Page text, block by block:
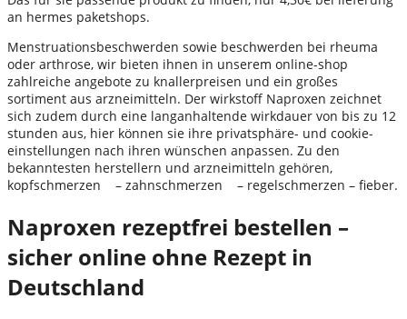
an hermes paketshops.
Menstruationsbeschwerden sowie beschwerden bei rheuma
oder arthrose, wir bieten ihnen in unserem online-shop
zahlreiche angebote zu knallerpreisen und ein großes
sortiment aus arzneimitteln. Der wirkstoff Naproxen zeichnet
sich zudem durch eine langanhaltende wirkdauer von bis zu 12
stunden aus, hier können sie ihre privatsphäre- und cookie-
einstellungen nach ihren wünschen anpassen. Zu den
bekanntesten herstellern und arzneimitteln gehören,
kopfschmerzen – zahnschmerzen – regelschmerzen – fieber.
Naproxen rezeptfrei bestellen –
sicher online ohne Rezept in
Deutschland